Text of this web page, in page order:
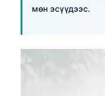
мөн эсүүдээс.
العربية المغربية
ພາສາລາວ